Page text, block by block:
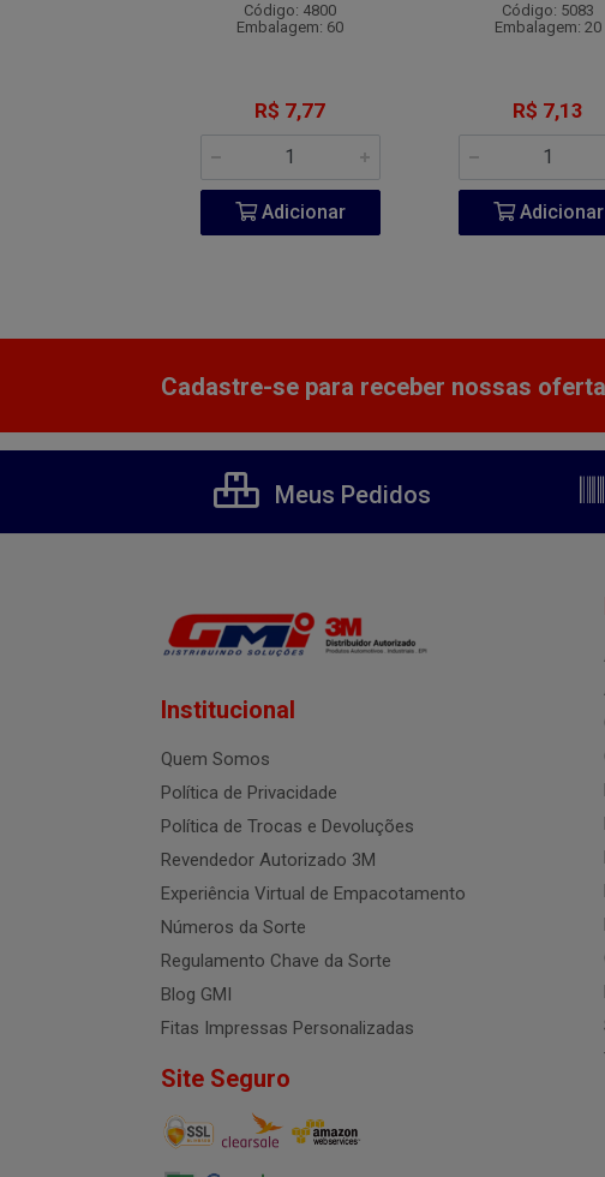
Código: 4800
Embalagem: 60
R$ 7,77
Adicionar
Código: 5083
Embalagem: 20
R$ 7,13
Adicionar
Cadastre-se para receber nossas
Meus Pedidos
Institucional
Quem Somos
Política de Privacidade
Política de Trocas e Devoluções
Revendedor Autorizado 3M
Experiência Virtual de Empacotamento
Números da Sorte
Regulamento Chave da Sorte
Blog GMI
Fitas Impressas Personalizadas
Site Seguro